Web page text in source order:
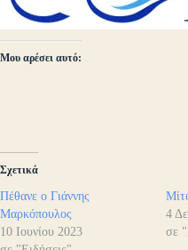
Μου αρέσει αυτό:
Σχετικά
Πέθανε ο Γιάννης
Μαρκόπουλος
10 Ιουνίου 2023
4
σε